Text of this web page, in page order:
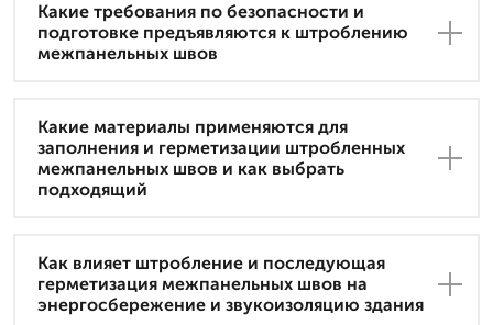
Какие требования по безопасности и
подготовке предъявляются к штроблению
межпанельных швов
Какие материалы применяются для
заполнения и герметизации штробленных
межпанельных швов и как выбрать
подходящий
Как влияет штробление и последующая
герметизация межпанельных швов на
энергосбережение и звукоизоляцию здания